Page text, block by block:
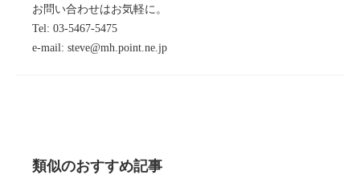
お問い合わせはお気軽に。
Tel: 03-5467-5475
e-mail: steve@mh.point.ne.jp
類似のおすすめ記事